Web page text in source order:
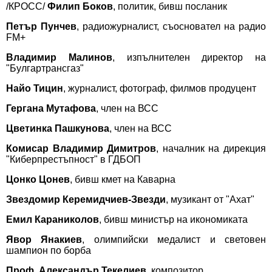
/КРОСС/Филип Боков, политик, бивш посланик
Петър Пунчев, радиожурналист, съосновател на радио
FM+
Владимир Малинов, изпълнителен директор на
"Булгартрансгаз"
Найо Тицин, журналист, фотограф, филмов продуцент
Гергана Мутафова, член на ВСС
Цветинка Пашкунова, член на ВСС
Комисар Владимир Димитров, началник на дирекция
"Киберпрестъпност" в ГДБОП
Цонко Цонев, бивш кмет на Каварна
Звездомир Керемидчиев-Звезди, музикант от "Ахат"
Емил Караниколов, бивш министър на икономиката
Явор Янакиев, олимпийски медалист и световен
шампион по борба